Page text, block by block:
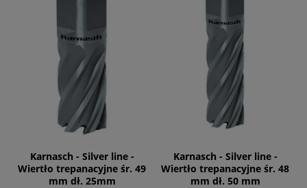
Karnasch - Silver line -
Wiertło trepanacyjne śr. 49
mm dł. 25mm
Karnasch - Silver line -
Wiertło trepanacyjne śr. 48
mm dł. 50 mm